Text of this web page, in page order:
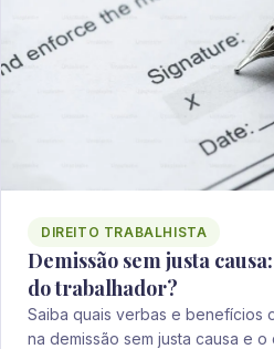
DIREITO TRABALHISTA
Demissão sem justa
do trabalhador?
Saiba quais verbas e benefícios
na demissão sem justa causa e